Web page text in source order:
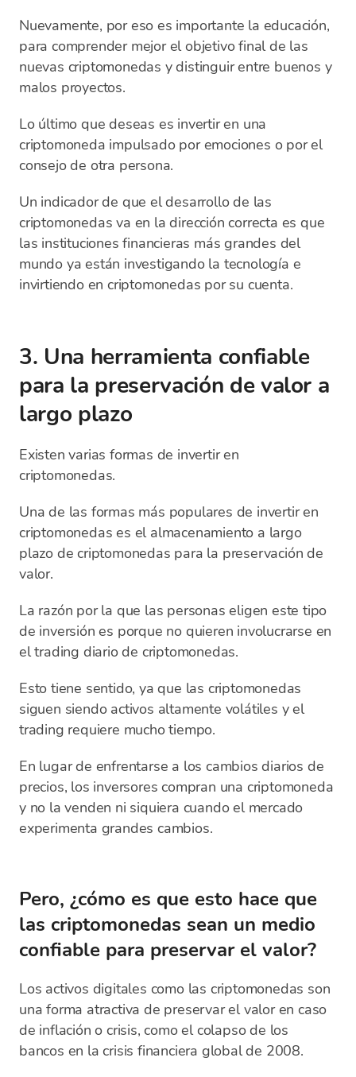
Nuevamente, por eso es importante la educación,
para comprender mejor el objetivo final de las
nuevas criptomonedas y distinguir entre buenos y
malos proyectos.
Lo último que deseas es invertir en una
criptomoneda impulsado por emociones o por el
consejo de otra persona.
Un indicador de que el desarrollo de las
criptomonedas va en la dirección correcta es que
las instituciones financieras más grandes del
mundo ya están investigando la tecnología e
invirtiendo en criptomonedas por su cuenta.
3. Una herramienta confiable
para la preservación de valor a
largo plazo
Existen varias formas de invertir en
criptomonedas.
Una de las formas más populares de invertir en
criptomonedas es el almacenamiento a largo
plazo de criptomonedas para la preservación de
valor.
La razón por la que las personas eligen este tipo
de inversión es porque no quieren involucrarse en
el trading diario de criptomonedas.
Esto tiene sentido, ya que las criptomonedas
siguen siendo activos altamente volátiles y el
trading requiere mucho tiempo.
En lugar de enfrentarse a los cambios diarios de
precios, los inversores compran una criptomoneda
y no la venden ni siquiera cuando el mercado
experimenta grandes cambios.
Pero, ¿cómo es que esto hace que
las criptomonedas sean un medio
confiable para preservar el valor?
Los activos digitales como las criptomonedas son
una forma atractiva de preservar el valor en caso
de inflación o crisis, como el colapso de los
bancos en la crisis financiera global de 2008.